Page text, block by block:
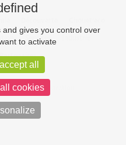
Services
Partenaires
Administration
gives you control over
to activate
all
cookies